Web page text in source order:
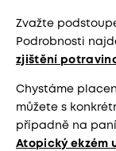
Zvažte
Podrobnosti
zjištění
Chystáme
můžete s
případně na
Atopický ekzém